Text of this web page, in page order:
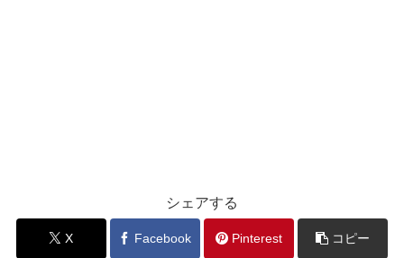
シェアする
X Facebook Pinterest コピー